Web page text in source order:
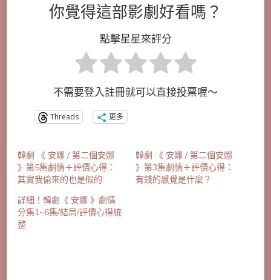
你覺得這部影劇好看嗎？
點擊星星來評分
不需要登入註冊就可以直接投票喔～
Threads 更多
韓劇 《 安娜 / 第二個安娜
》第5集劇情＋評價心得：
其實我偷來的也是假的
韓劇 《 安娜 / 第二個安娜
》第3集劇情＋評價心得：
有錢的感覺是什麼？
詳細！韓劇《 安娜 》劇情
分集1~6集/結局/評價心得統
整